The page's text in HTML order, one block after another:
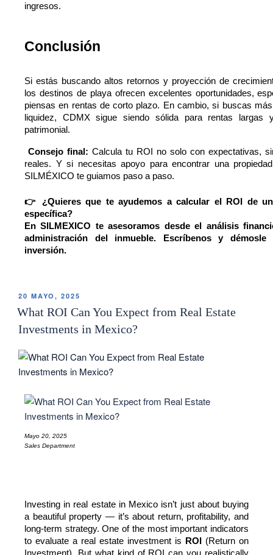
ingresos.
Conclusión
Si estás buscando altos retornos y proyección de
los destinos de playa ofrecen excelentes oportunidades,
piensas en rentas de corto plazo. En cambio, si buscas
liquidez, CDMX sigue siendo sólida para rentas largas
patrimonial.
Consejo final: Calcula tu ROI no solo con expectativas,
reales. Y si necesitas apoyo para encontrar una
SILMÉXICO te guiamos paso a paso.
👉 ¿Quieres que te ayudemos a calcular el ROI de
específica?
En SILMEXICO te asesoramos desde el análisis
administración del inmueble. Escríbenos y
inversión.
20 MAYO, 2025
What ROI Can You Expect from Real Estate
Investments in Mexico?
Mayo 20, 2025
Sales Department
Investing in real estate in Mexico isn’t just about buying
a beautiful property — it’s about return, profitability, and
long-term strategy. One of the most important indicators
to evaluate a real estate investment is
ROI
(Return on